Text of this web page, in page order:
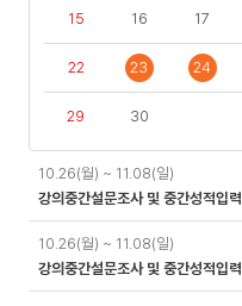
15 16 17
22 23 24
29 30
정
10.26(월) ~ 11.08(일)
강의중간설문조사 및 중간성적입력
10.26(월) ~ 11.08(일)
강의중간설문조사 및 중간성적입력